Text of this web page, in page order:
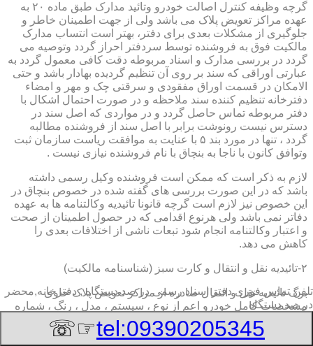
گرچه وظیفه کنترل اصالت خودرو وتائید مدارک طبق ماده ۲۰ به
عهده مراکز تعویض پلاک می باشد ولی از جهت اطمینان خاطر و
جلوگیری از مشکلات بعدی برای دفتر، بهتر است انتساب مدارک
مالکیت فوق به فروشنده توسط سردفتر احراز گردد وتوصیه می
گردد در بررسی مدارک و اسناد مربوطه دقت کافی معمول گردد به
عبارتی اوراقی که سند بر روی آن تنظیم گردیده بهادار باشد و حتی
الامکان در قسمت اوراق مفقودی و سرقتی چک و مهر و امضاء
دفترخانه تنظیم کننده سند ملاحظه و در صورت احتمال اشکال با
دفتر مربوطه تماس حاصل گردد و در مواردی که اصل سند در
دسترس نیست رونوشت برابر با اصل سند از فروشنده مطالبه
گردد ، تنها در مورد بند ۵ با عنایت به موافقت ریاست سازمان ثبت
وتوافق کانون با ناجا به بنچاق با نام فروشنده نیازی نیست .
لازم به ذکر است که ممکن است فروشنده وکیل رسمی داشته
باشد که در این صورت بررسی های گفته شده در خصوص بنچاق در
این خصوص نیز لازم است گرچه قانونا تائیدیه وکالتنامه ها به عهده
دفاتر نمی باشد ولی هرنوع اقدامی که در حصول اطمینان از صحت
و اعتبار وکالتنامه انجام شود تبعات ناشی از اختلافات بعدی را
کاهش می دهد.
۲-تائیدیه نقل و انتقال و کارت سبز (شناسنامه مالکیت)
برگ تائیدیه نقل و انتقال صادره از مراکز تعویض پلاک حاوی
مشخصات کامل خودرو اعم از نوع ، سیستم ، مدل ، رنگ ، شماره
صدر صفحه و مشخصات فروشنده و خریدار اعم از مشخصات
تلفن تماس فوریدفتر اسناد رسمی در صد دستگاه , دفترخانه,محضر
در صد دستگاه
tel:09390205345
☞☏